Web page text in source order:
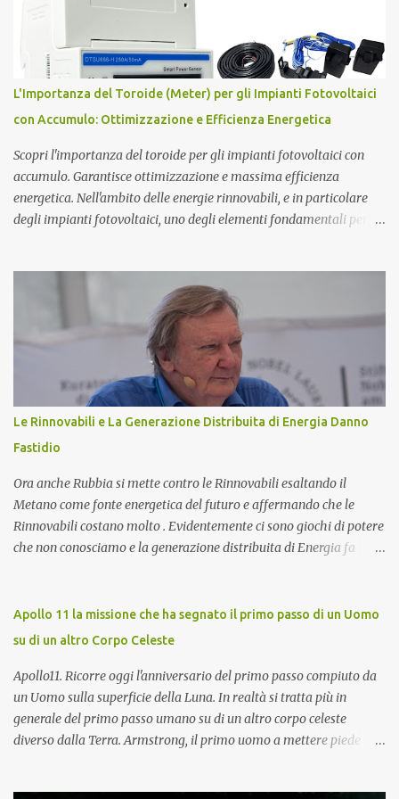
sull’elettromagnetismo. Ighina si è concentrato molto sullo studio
del Monopolo Magnetico che ha sintetizzato nel concetto di Atomo
Magnetico . L'Atomo Magnetico Gli atomi magnetici sono costituiti
da triplette neutre di quark (+1,-1,0). Secondo questo modello di
atomo magnetico quindi non ci sono protoni e neutroni nel nucleo
atomico...
L'Importanza del Toroide (Meter) per gli Impianti Fotovoltaici
con Accumulo: Ottimizzazione e Efficienza Energetica
Scopri l'importanza del toroide per gli impianti fotovoltaici con
accumulo. Garantisce ottimizzazione e massima efficienza
energetica. Nell'ambito delle energie rinnovabili, e in particolare
degli impianti fotovoltaici, uno degli elementi fondamentali per
un ruolo cruciale nella gestione dell'energia prodotta e accumulata,
contribuendo significativamente a migliorare le prestazioni
complessive dell'impianto. In questo articolo, esploreremo nel
dettaglio l'importanza del toroide negli impianti fotovoltaici con
accumulo di energia, come funziona, e perché è essenziale per
ottimizzare il rendimento energetico. Approfondiremo inoltre le
implicazioni che il suo corretto utilizzo ha sulla durata e
sull'affidabilità dell'intero sistema. Cos'è un Toroide o Meter e
Come Funziona? Il toroide (o meter) è un dispositivo el...
Le Rinnovabili e La Generazione Distribuita di Energia Danno
Fastidio
Ora anche Rubbia si mette contro le Rinnovabili esaltando il
Metano come fonte energetica del futuro e affermando che le
Rinnovabili costano molto . Evidentemente ci sono giochi di potere
che non conosciamo e la generazione distribuita di Energia fa
quanto trattasi di uno dei più famosi scienziati italiani. Ha
ottenuto il Premio Nobel per la Fisica nel 1984 ed attualmente è
Vita della Repubblica Italiana ). Collabora con il CIEMAT (centro
di ricerca sull'energia, l'ambiente e la tecnologia), un organismo
spagnolo simile all'italiano ENEA, come consigliere speciale per la
ricerca in campo energetico, dove sostiene fortemente lo sviluppo
Apollo 11 la missione che ha segnato il primo passo di un Uomo
su di un altro Corpo Celeste
Apollo11. Ricorre oggi l'anniversario del primo passo compiuto da
un Uomo sulla superficie della Luna. In realtà si tratta più in
generale del primo passo umano su di un altro corpo celeste
diverso dalla Terra. Armstrong, il primo uomo a mettere piede